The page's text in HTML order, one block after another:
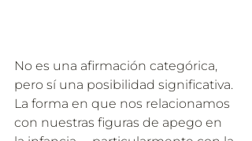
No es una afirmación categórica,
pero sí una posibilidad significativa.
La forma en que nos relacionamos
con nuestras figuras de apego en